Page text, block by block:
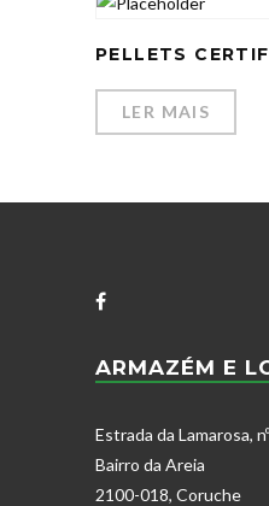
PELLETS
LER MAIS
ARMAZÉM E
Estrada da Lamarosa,
Bairro da Areia
2100-018, Coruche